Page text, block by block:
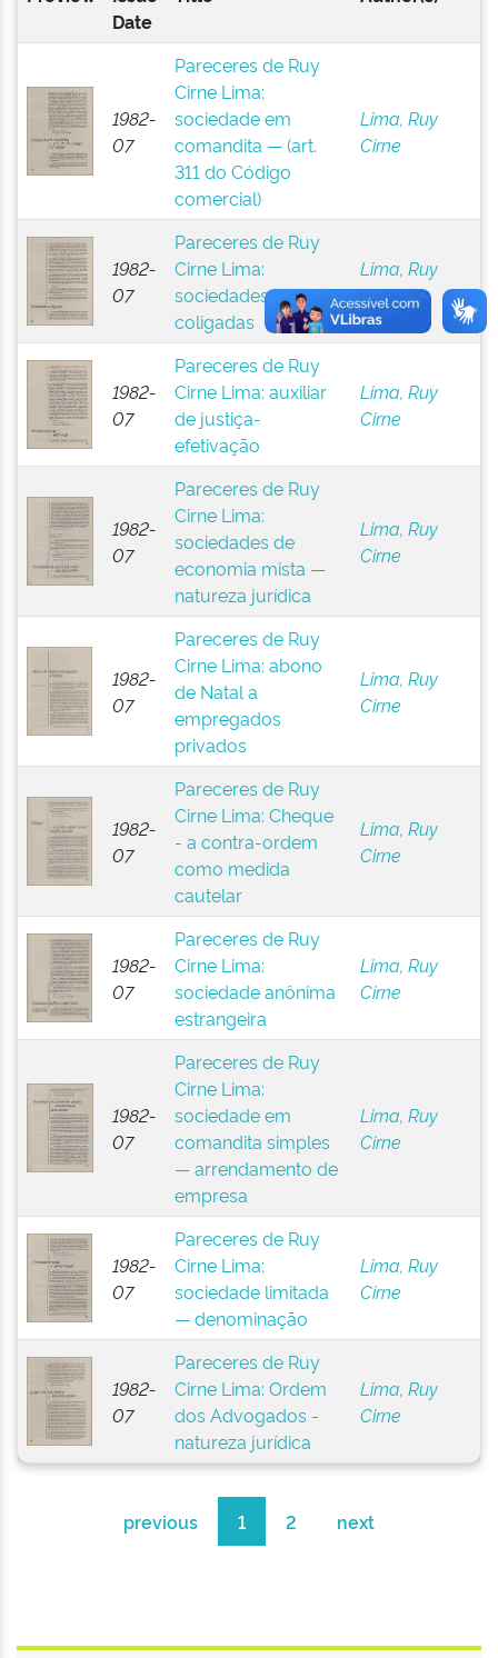
Date
1982-
07
Pareceres de Ruy
Cirne Lima:
sociedade em
comandita — (art.
311 do Código
comercial)
Lima, Ruy
Cirne
1982-
07
Pareceres de Ruy
Cirne Lima:
sociedades
coligadas
Lima, Ruy
Cirne
1982-
07
Pareceres de Ruy
Cirne Lima: auxiliar
de justiça-
efetivação
Lima, Ruy
Cirne
1982-
07
Pareceres de Ruy
Cirne Lima:
sociedades de
economia mista —
natureza jurídica
Lima, Ruy
Cirne
1982-
07
Pareceres de Ruy
Cirne Lima: abono
de Natal a
empregados
privados
Lima, Ruy
Cirne
1982-
07
Pareceres de Ruy
Cirne Lima: Cheque
- a contra-ordem
como medida
cautelar
Lima, Ruy
Cirne
1982-
07
Pareceres de Ruy
Cirne Lima:
sociedade anônima
estrangeira
Lima, Ruy
Cirne
1982-
07
Pareceres de Ruy
Cirne Lima:
sociedade em
comandita simples
— arrendamento de
empresa
Lima, Ruy
Cirne
1982-
07
Pareceres de Ruy
Cirne Lima:
sociedade limitada
— denominação
Lima, Ruy
Cirne
1982-
07
Pareceres de Ruy
Cirne Lima: Ordem
dos Advogados -
natureza jurídica
Lima, Ruy
Cirne
previous 1 2 next